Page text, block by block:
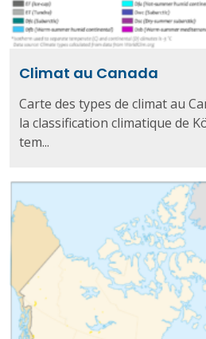
Climat au Canada
Carte des types de climat au
la classification climatique de
tem...